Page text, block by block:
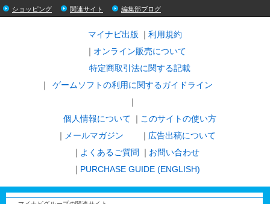
ショッピング 関連サイト 編集部ブログ
マイナビ出版
利用規約
オンライン販売について
特定商取引法に関する記載
ゲームソフトの利用に関するガイドライン
｜
個人情報について
このサイトの使い方
メールマガジン
広告出稿について
よくあるご質問
お問い合わせ
PURCHASE GUIDE (ENGLISH)